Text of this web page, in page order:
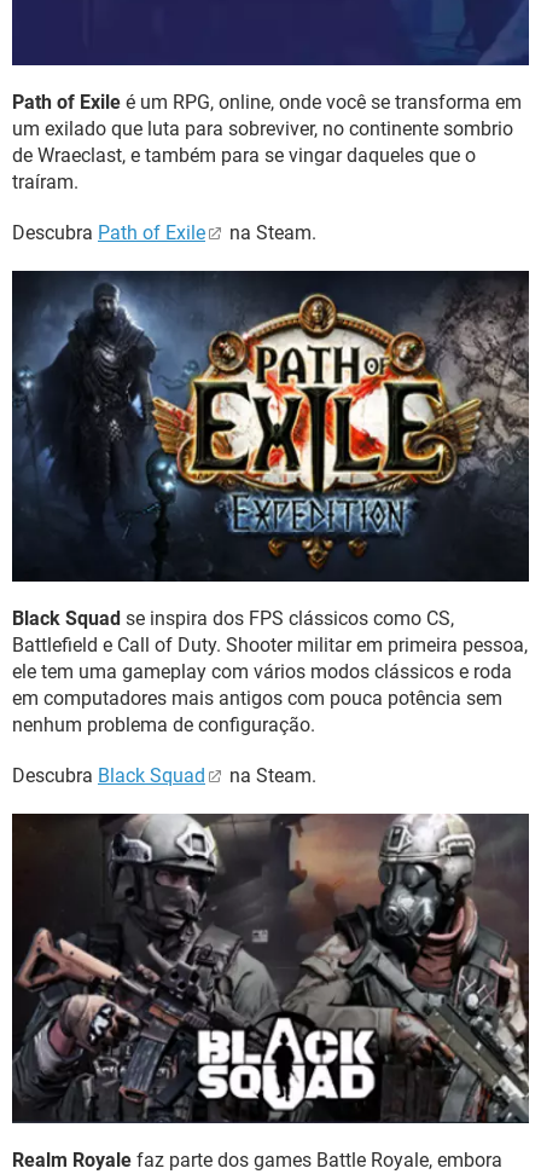
Path of Exile é um RPG, online, onde você se transforma em
um exilado que luta para sobreviver, no continente sombrio
de Wraeclast, e também para se vingar daqueles que o
traíram.
Descubra Path of Exile na Steam.
Black Squad se inspira dos FPS clássicos como CS,
Battlefield e Call of Duty. Shooter militar em primeira pessoa,
ele tem uma gameplay com vários modos clássicos e roda
em computadores mais antigos com pouca potência sem
nenhum problema de configuração.
Descubra Black Squad na Steam.
Realm Royale faz parte dos games Battle Royale, embora